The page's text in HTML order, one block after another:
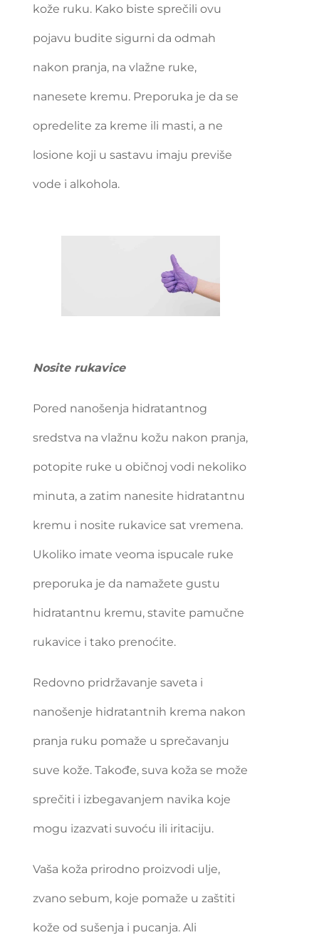
kože ruku. Kako biste sprečili ovu
pojavu budite sigurni da odmah
nakon pranja, na vlažne ruke,
nanesete kremu. Preporuka je da se
opredelite za kreme ili masti, a ne
losione koji u sastavu imaju previše
vode i alkohola.
Nosite rukavice
Pored nanošenja hidratantnog
sredstva na vlažnu kožu nakon pranja,
potopite ruke u običnoj vodi nekoliko
minuta, a zatim nanesite hidratantnu
kremu i nosite rukavice sat vremena.
Ukoliko imate veoma ispucale ruke
preporuka je da namažete gustu
hidratantnu kremu, stavite pamučne
rukavice i tako prenoćite.
Redovno pridržavanje saveta i
nanošenje hidratantnih krema nakon
pranja ruku pomaže u sprečavanju
suve kože. Takođe, suva koža se može
sprečiti i izbegavanjem navika koje
mogu izazvati suvoću ili iritaciju.
Vaša koža prirodno proizvodi ulje,
zvano sebum, koje pomaže u zaštiti
kože od sušenja i pucanja. Ali